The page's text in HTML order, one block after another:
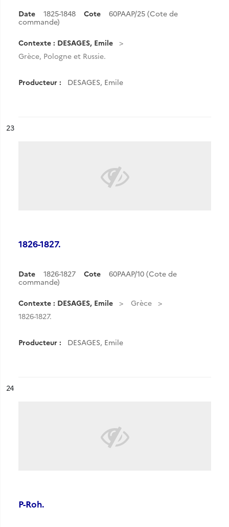
Date 1825-1848 Cote
60PAAP/25 (Cote de
commande)
Contexte : DESAGES, Emile
Grèce, Pologne et Russie.
Producteur : DESAGES, Emile
n°
23
1826-1827.
Date 1826-1827 Cote
60PAAP/10 (Cote de
commande)
Contexte : DESAGES, Emile
Grèce
1826-1827.
Producteur : DESAGES, Emile
n°
24
P-Roh.